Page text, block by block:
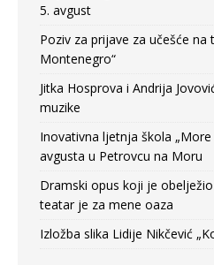
5. avgust
Poziv za prijave za učešće na
Montenegro“
Jitka Hosprova i Andrija
muzike
Inovativna ljetnja škola „More
avgusta u Petrovcu na Moru
Dramski opus koji je
teatar je za mene oaza
Izložba slika Lidije Nikčević